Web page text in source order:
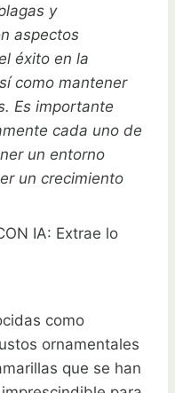
y
aspectos
éxito en la
como mantener
Es importante
cada uno de
un entorno
un crecimiento
IA: Extrae lo
como
ornamentales
que se han